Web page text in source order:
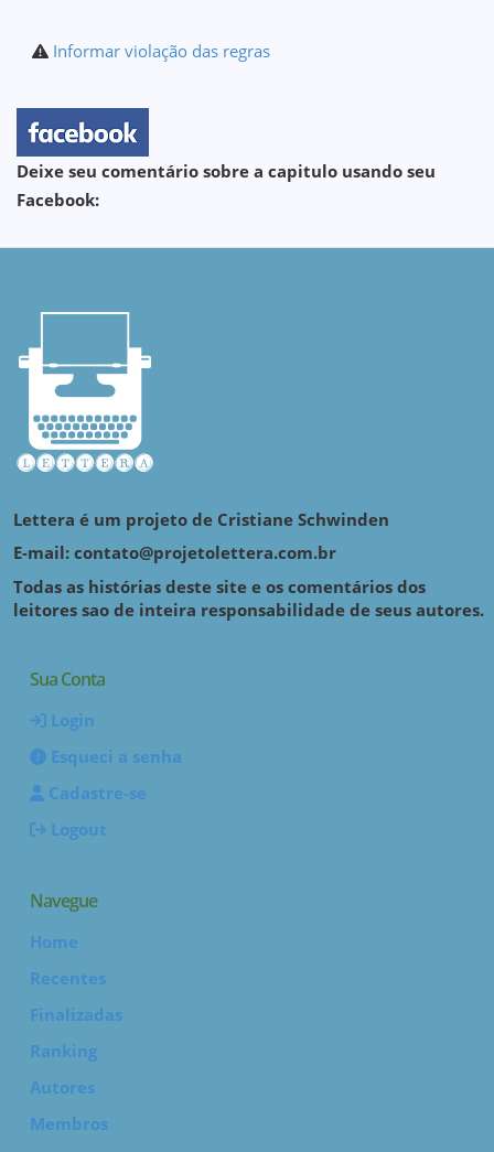
Informar violação das regras
Deixe seu comentário sobre a capitulo usando seu
Facebook:
Lettera é um projeto de Cristiane Schwinden
E-mail: contato@projetolettera.com.br
Todas as histórias deste site e os comentários dos
leitores sao de inteira responsabilidade de seus autores.
Sua Conta
Login
Esqueci a senha
Cadastre-se
Logout
Navegue
Home
Recentes
Finalizadas
Ranking
Autores
Membros